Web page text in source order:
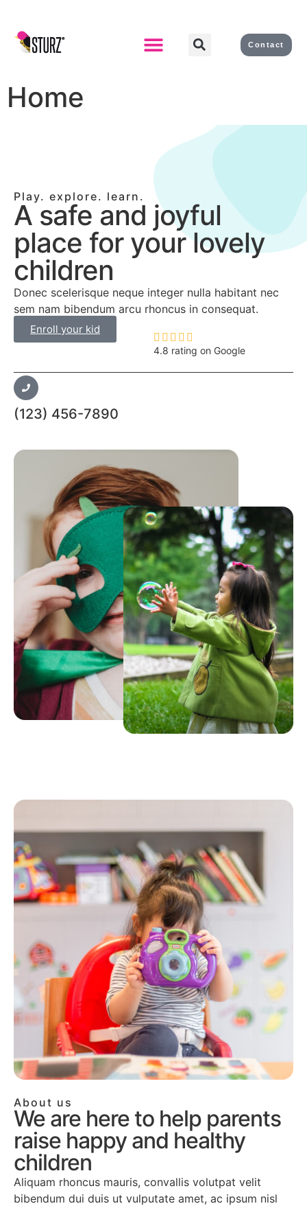
Contact
Home
Play. explore. learn.
A safe and joyful
place for your lovely
children
Donec scelerisque neque integer nulla habitant nec
sem nam bibendum arcu rhoncus in consequat.
Enroll your kid
    
4.8 rating on Google
(123) 456-7890
About us
We are here to help parents
raise happy and healthy
children
Aliquam rhoncus mauris, convallis volutpat velit
bibendum dui duis ut vulputate amet, ac ipsum nisl